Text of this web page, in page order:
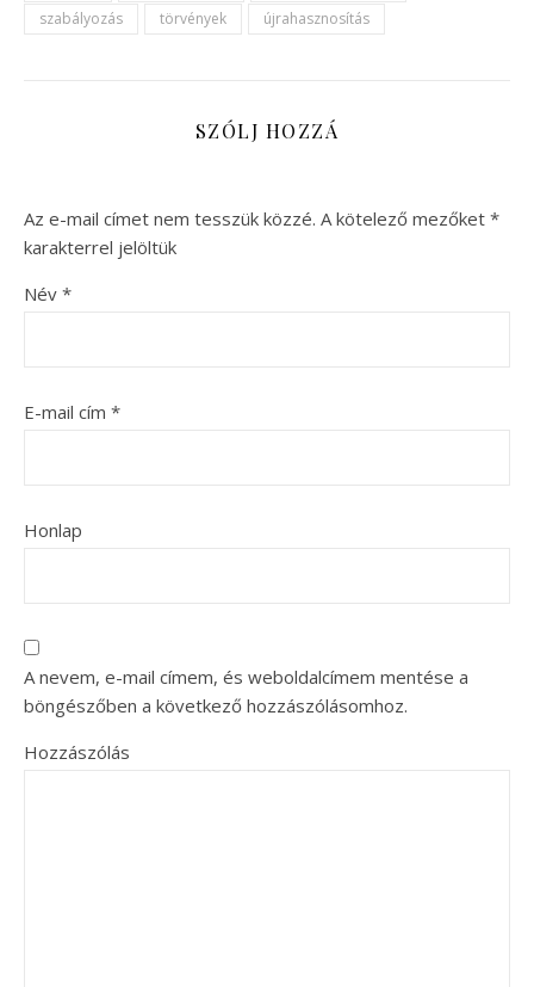
szabályozás
törvények újrahasznosítás
SZÓLJ HOZZÁ
Az e-mail címet nem tesszük közzé. A kötelező mezőket *
karakterrel jelöltük
Név *
E-mail cím *
Honlap
A nevem, e-mail címem, és weboldalcímem mentése a
böngészőben a következő hozzászólásomhoz.
Hozzászólás